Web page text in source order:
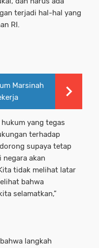
terjadi hal-hal yang
RI.
Marsinah
yang tegas
terhadap
supaya tetap
negara akan
tidak melihat latar
bahwa
selamatkan,”
langkah